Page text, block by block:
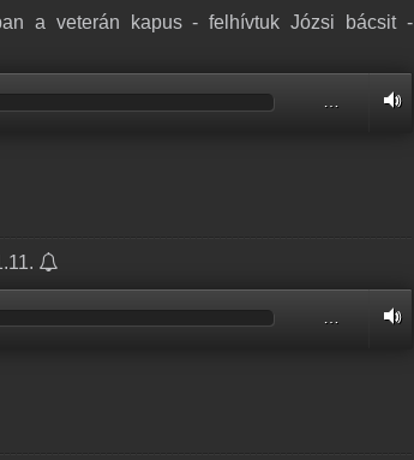
a veterán kapus - felhívtuk Józsi bácsit -